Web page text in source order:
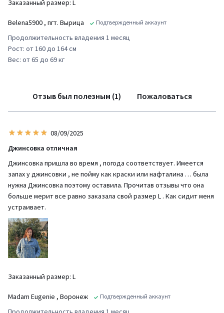
Заказанный размер: L
Belena5900 , пгт. Вырица Подтвержденный аккаунт
Продолжительность владения 1 месяц
Рост: от 160 до 164 см
Вес: от 65 до 69 кг
Отзыв был полезным (1) Пожаловаться
08/09/2025
Джинсовка отличная
Джинсовка пришла во время , погода соответствует. Имеется
запах у джинсовки , не пойму как краски или нафталина … была
нужна Джинсовка поэтому оставила. Прочитав отзывы что она
больше мерит все равно заказала свой размер L . Как сидит меня
устраивает.
Заказанный размер: L
Madam Eugenie , Воронеж Подтвержденный аккаунт